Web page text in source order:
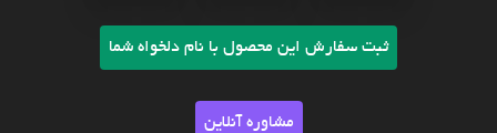
ثبت سفارش این محصول با نام دلخواه شما
مشاوره آنلاین